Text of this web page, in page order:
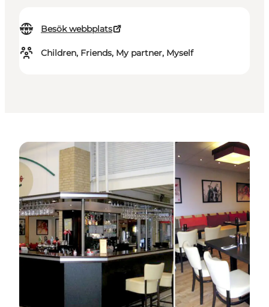
Besök webbplats
Children, Friends, My partner, Myself